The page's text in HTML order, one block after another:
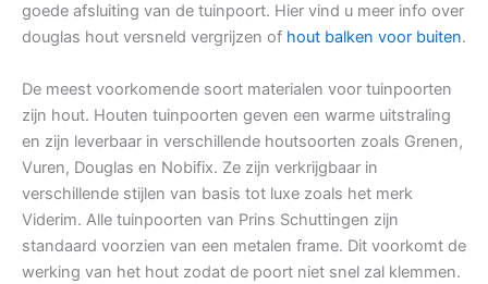
goede afsluiting van de tuinpoort. Hier vind u meer info over
douglas hout versneld vergrijzen of hout balken voor buiten.
De meest voorkomende soort materialen voor tuinpoorten
zijn hout. Houten tuinpoorten geven een warme uitstraling
en zijn leverbaar in verschillende houtsoorten zoals Grenen,
Vuren, Douglas en Nobifix. Ze zijn verkrijgbaar in
verschillende stijlen van basis tot luxe zoals het merk
Viderim. Alle tuinpoorten van Prins Schuttingen zijn
standaard voorzien van een metalen frame. Dit voorkomt de
werking van het hout zodat de poort niet snel zal klemmen.